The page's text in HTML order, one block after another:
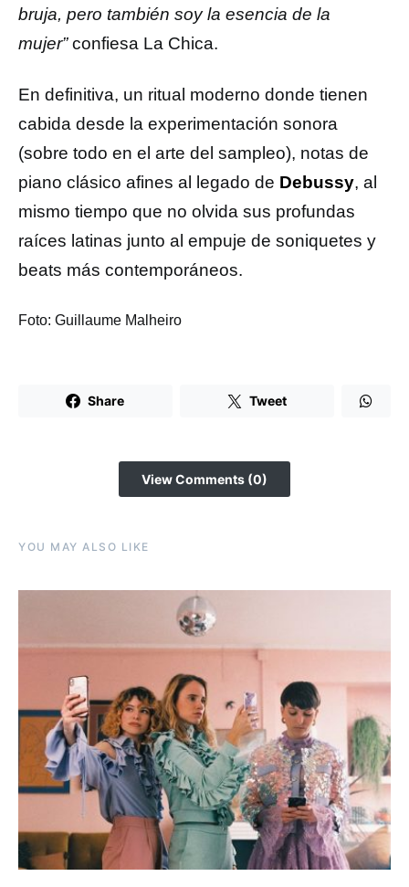
bruja, pero también soy la esencia de la
mujer”confiesa La Chica.
En definitiva, un ritual moderno donde tienen
cabida desde la experimentación sonora
(sobre todo en el arte del sampleo), notas de
piano clásico afines al legado de Debussy, al
mismo tiempo que no olvida sus profundas
raíces latinas junto al empuje de soniquetes y
beats más contemporáneos.
Foto: Guillaume Malheiro
Share Tweet
View Comments (0)
YOU MAY ALSO LIKE